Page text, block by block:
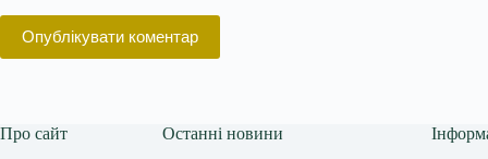
Опублікувати коментар
Про сайт Останні новини